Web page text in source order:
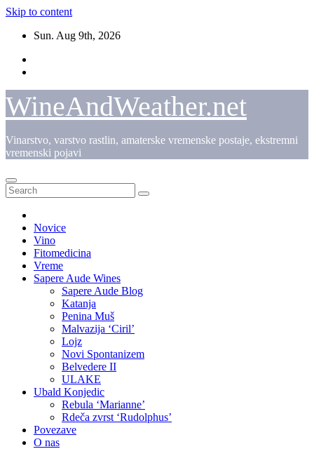
Skip to content
Sun. Aug 9th, 2026
WineAndWeather.net
Vinarstvo, varstvo rastlin, amaterske vremenske postaje, ekstremni
vremenski pojavi
Novice
Vino
Fitomedicina
Vreme
Sapere Aude Wines
Sapere Aude Blog
Katanja
Penina Muš
Malvazija ‘Ciril’
Lojz
Novi Spontanizem
Belvedere II
ULAKE
Ubald Konjedic
Rebula ‘Marianne’
Rdeča zvrst ‘Rudolphus’
Povezave
O nas